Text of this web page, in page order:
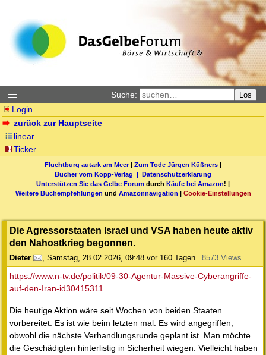
Suche: Los
Login
zurück zur Hauptseite
linear
Ticker
Fluchtburg autark am Meer| Zum Tode Jürgen Küßners |
Bücher vom Kopp-Verlag | Datenschutzerklärung
Unterstützen Sie das Gelbe Forum durch Käufe bei Amazon! |
Weitere Buchempfehlungen und Amazonnavigation | Cookie-Einstellungen
Die Agressorstaaten Israel und VSA haben heute aktiv
den Nahostkrieg begonnen.
Dieter , Samstag, 28.02.2026, 09:48 vor 160 Tagen 8573 Views
https://www.n-tv.de/politik/09-30-Agentur-Massive-Cyberangriffe-
auf-den-Iran-id30415311...
Die heutige Aktion wäre seit Wochen von beiden Staaten
vorbereitet. Es ist wie beim letzten mal. Es wird angegriffen,
obwohl die nächste Verhandlungsrunde geplant ist. Man möchte
die Geschädigten hinterlistig in Sicherheit wiegen. Vielleicht haben